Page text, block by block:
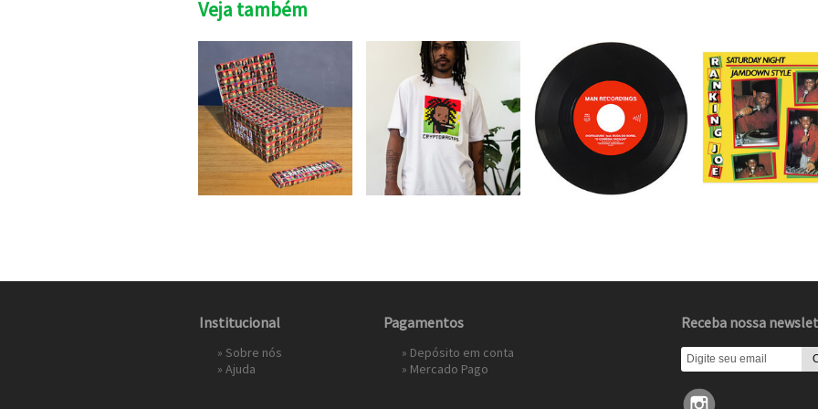
Veja também
Institucional
» Sobre nós
» Ajuda
Pagamentos
» Depósito em conta
» Mercado Pago
Receba nossa